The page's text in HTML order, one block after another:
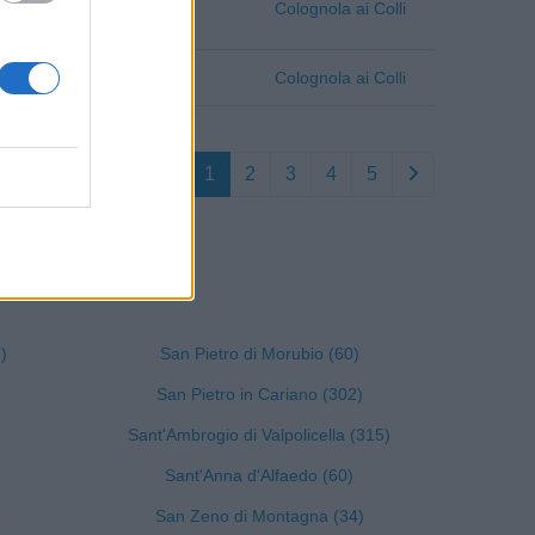
Colognola ai Colli
Colognola ai Colli
1 2 3 4 5
San Pietro di Morubio (60)
San Pietro in Cariano (302)
Sant'Ambrogio di Valpolicella (315)
Sant'Anna d'Alfaedo (60)
San Zeno di Montagna (34)